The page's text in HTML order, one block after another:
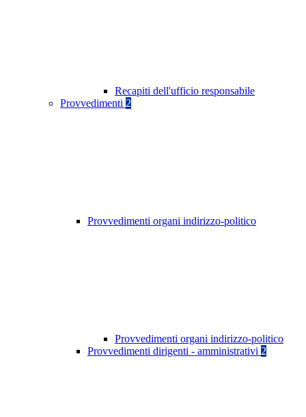
Recapiti dell'ufficio responsabile
Provvedimenti 2
Provvedimenti organi indirizzo-politico
Provvedimenti organi indirizzo-politico
Provvedimenti dirigenti - amministrativi 2